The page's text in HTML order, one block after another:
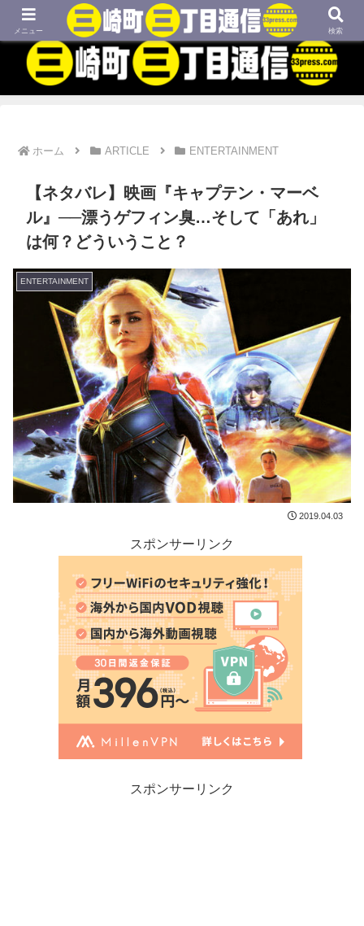
MBTIネタや映画、外国語学習などについてのブログです
ホーム ARTICLE ENTERTAINMENT
【ネタバレ】映画『キャプテン・マーベ
ル』──漂うゲフィン臭…そして「あれ」
は何？どういうこと？
ENTERTAINMENT
2019.04.03
スポンサーリンク
スポンサーリンク
メニュー 検索